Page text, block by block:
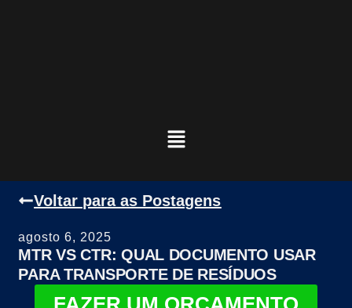
Voltar para as Postagens
agosto 6, 2025
MTR VS CTR: QUAL DOCUMENTO USAR
PARA TRANSPORTE DE RESÍDUOS